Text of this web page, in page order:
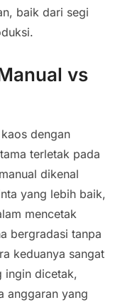
baik dari segi
vs
dengan
terletak pada
dikenal
yang lebih baik,
mencetak
bergradasi tanpa
keduanya sangat
ingin dicetak,
anggaran yang